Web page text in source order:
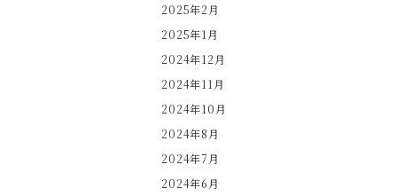
2025年2月
2025年1月
2024年12月
2024年11月
2024年10月
2024年8月
2024年7月
2024年6月